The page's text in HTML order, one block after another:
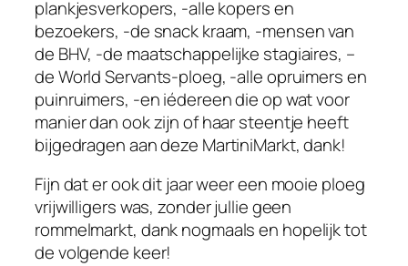
plankjesverkopers, -alle kopers en
bezoekers, -de snack kraam, -mensen van
de BHV, -de maatschappelijke stagiaires, –
de World Servants-ploeg, -alle opruimers en
puinruimers, -en iédereen die op wat voor
manier dan ook zijn of haar steentje heeft
bijgedragen aan deze MartiniMarkt, dank!
Fijn dat er ook dit jaar weer een mooie ploeg
vrijwilligers was, zonder jullie geen
rommelmarkt, dank nogmaals en hopelijk tot
de volgende keer!